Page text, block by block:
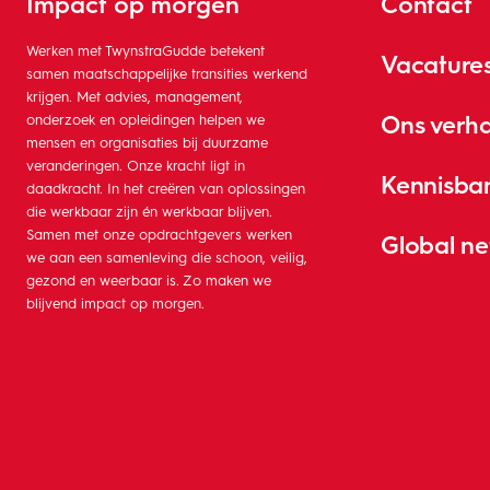
Werken met TwynstraGudde betekent
samen maatschappelijke transities werkend
krijgen. Met advies, management,
onderzoek en opleidingen helpen we
mensen en organisaties bij duurzame
veranderingen. Onze kracht ligt in
daadkracht. In het creëren van oplossingen
die werkbaar zijn én werkbaar blijven.
Samen met onze opdrachtgevers werken
we aan een samenleving die schoon, veilig,
gezond en weerbaar is. Zo maken we
blijvend impact op morgen.
Ons
Global